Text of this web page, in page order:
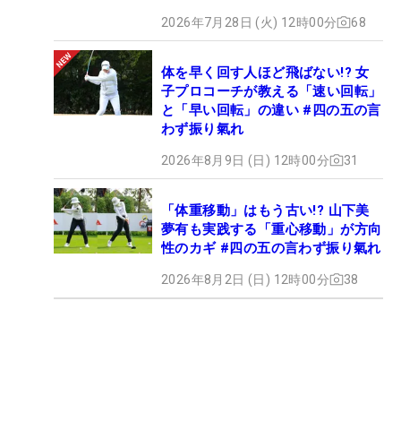
2026年7月28日 (火) 12時00分 68
体を早く回す人ほど飛ばない!? 女
子プロコーチが教える「速い回転」
と「早い回転」の違い #四の五の言
わず振り氣れ
2026年8月9日 (日) 12時00分 31
「体重移動」はもう古い!? 山下美
夢有も実践する「重心移動」が方向
性のカギ #四の五の言わず振り氣れ
2026年8月2日 (日) 12時00分 38